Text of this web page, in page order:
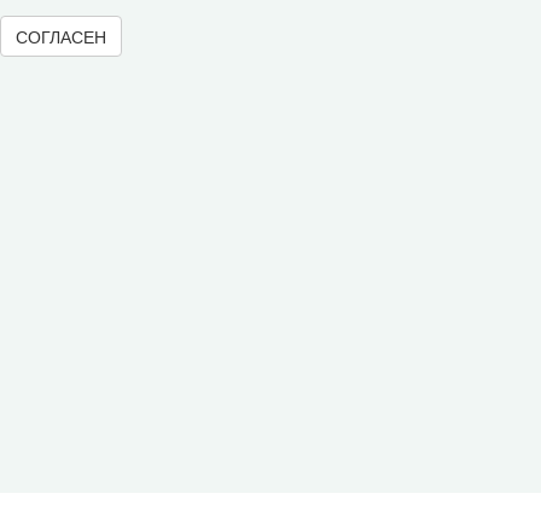
Юный экономист
АгроЗооТехника
СОГЛАСЕН